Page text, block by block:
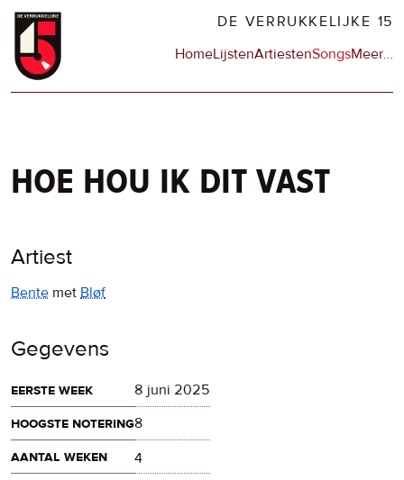
Overslaan
naar
DE VERRUKKELIJKE 15
Hoofdnavigatie
HomeLijstenArtiestenSongsMeerop
…
hoe hou ik dit vast
Artiest
Bente met Bløf
Gegevens
eerste week
8 juni 2025
hoogste notering8
aantal weken
4